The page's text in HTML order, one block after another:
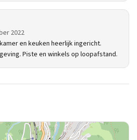
2022
en keuken heerlijk ingericht.
Piste en winkels op loopafstand.